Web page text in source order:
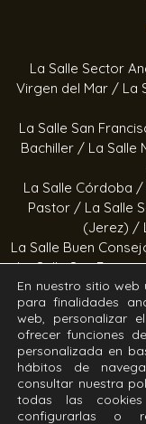
La Salle Sector
Virgen del Mar / La
La Salle San
Bachiller / La Salle
La Salle Córdoba /
Pastor / La Salle
(Jerez) /
La Salle Buen
La Salle San
Estrella Azahara /
Alfa /Hogar San
En nuestro sitio
para finalidades
web, personalizar
ofrecer funciones
personalizada en
hábitos de
consultar nuestra
todas las
configurarlas o